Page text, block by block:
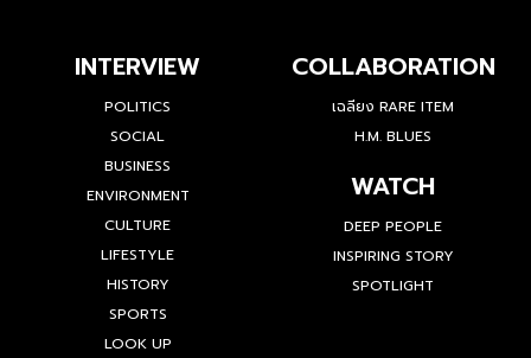
INTERVIEW
POLITICS
SOCIAL
BUSINESS
ENVIRONMENT
CULTURE
LIFESTYLE
HISTORY
SPORTS
COLLABORATION
เฉลียง RARE ITEM
WATCH
DEEP PEOPLE
INSPIRING STORY